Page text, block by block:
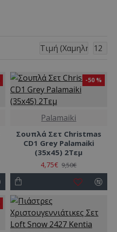
-50 %
Palamaiki
Σουπλά Σετ Christmas
CD1 Grey Palamaiki
(35x45) 2Τεμ
4,75€ 9,50€